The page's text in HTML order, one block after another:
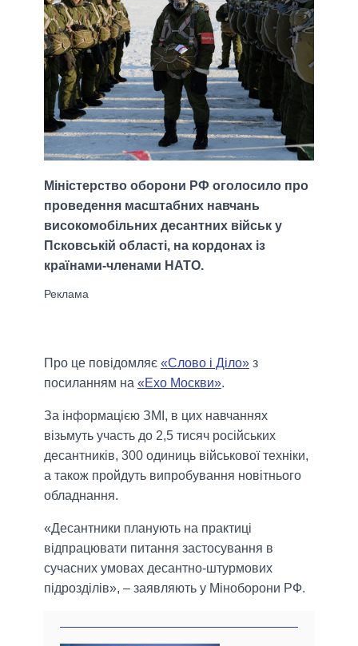
Міністерство оборони РФ оголосило про
проведення масштабних навчань
високомобільних десантних військ у
Псковській області, на кордонах із
країнами-членами НАТО.
Про це повідомляє «Слово і Діло» з
посиланням на «Ехо Москви».
За інформацією ЗМІ, в цих навчаннях
візьмуть участь до 2,5 тисяч російських
десантників, 300 одиниць військової техніки,
а також пройдуть випробування новітнього
обладнання.
«Десантники планують на практиці
відпрацювати питання застосування в
сучасних умовах десантно-штурмових
підрозділів», – заявляють у Міноборони РФ.